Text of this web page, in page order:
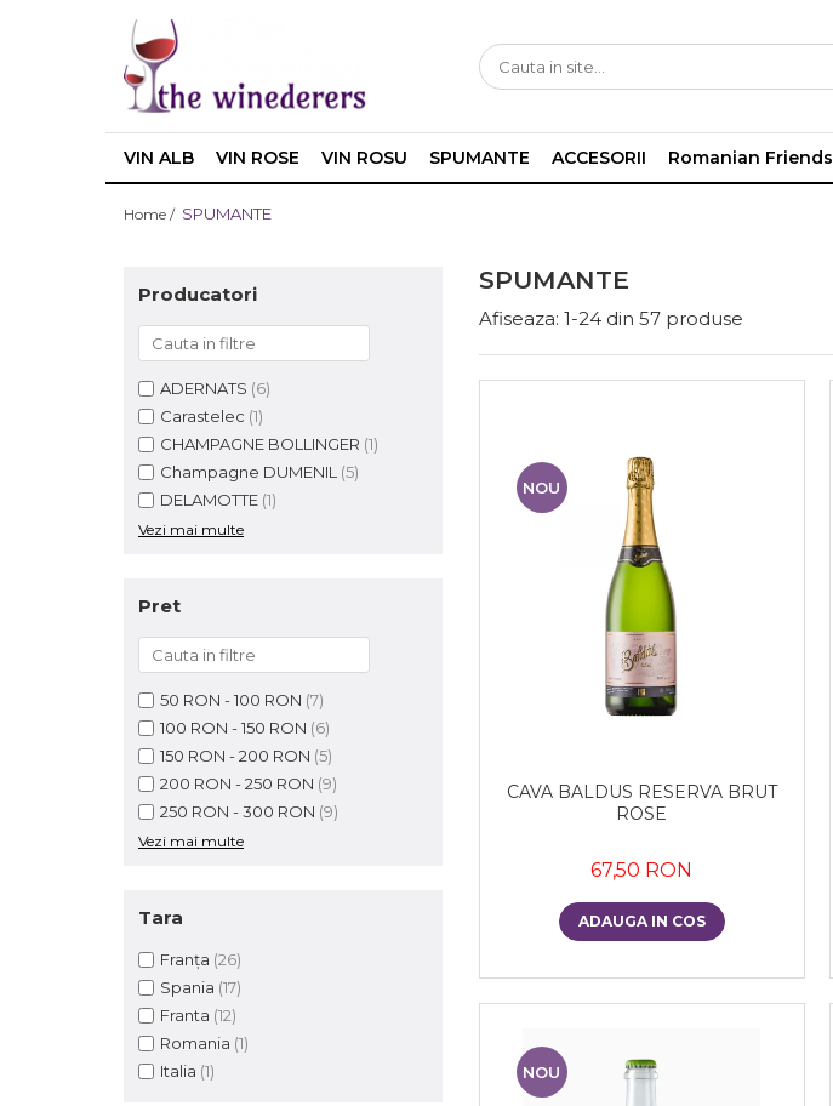
VIN ALB VIN ROSE VIN ROSU SPUMANTE ACCESORII Romanian Friends
Home / SPUMANTE
SPUMANTE
Producatori
ADERNATS (6)
Carastelec (1)
CHAMPAGNE BOLLINGER (1)
Champagne DUMENIL (5)
DELAMOTTE (1)
Vezi mai multe
Pret
50 RON - 100 RON (7)
100 RON - 150 RON (6)
150 RON - 200 RON (5)
200 RON - 250 RON (9)
250 RON - 300 RON (9)
Vezi mai multe
Tara
Franța (26)
Spania (17)
Franta (12)
Romania (1)
Italia (1)
Afiseaza: 1-24din 57 produse
NOU
CAVA BALDUS RESERVA BRUT
ROSE
67,50 RON
ADAUGA IN COS
NOU